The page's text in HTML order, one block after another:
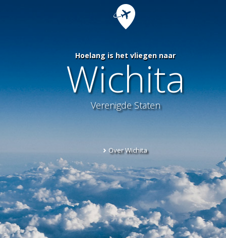
Hoelang is het vliegen naar
Wichita
Verenigde Staten
Over Wichita